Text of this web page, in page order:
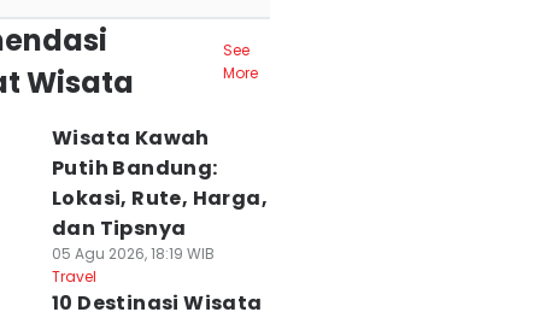
Wisata
See
More
Wisata Kawah
Putih Bandung:
Lokasi, Rute, Harga,
dan Tipsnya
05 Agu 2026, 18:19 WIB
Travel
10 Destinasi Wisata